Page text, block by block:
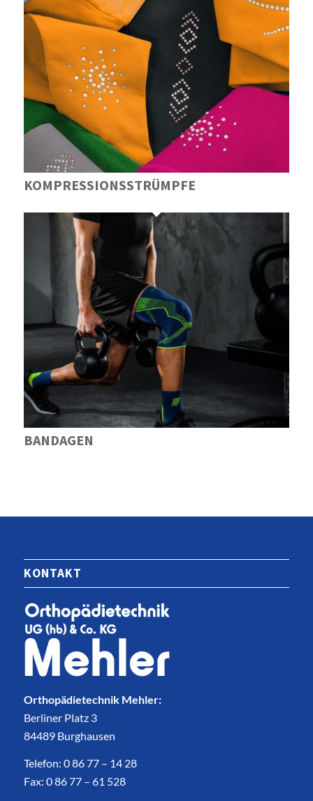
KOMPRESSIONS­STRÜMPFE
BANDAGEN
KONTAKT
Orthopädietechnik Mehler:
Berliner Platz 3
84489 Burghausen
Telefon: 0 86 77 – 14 28
Fax: 0 86 77 – 61 528